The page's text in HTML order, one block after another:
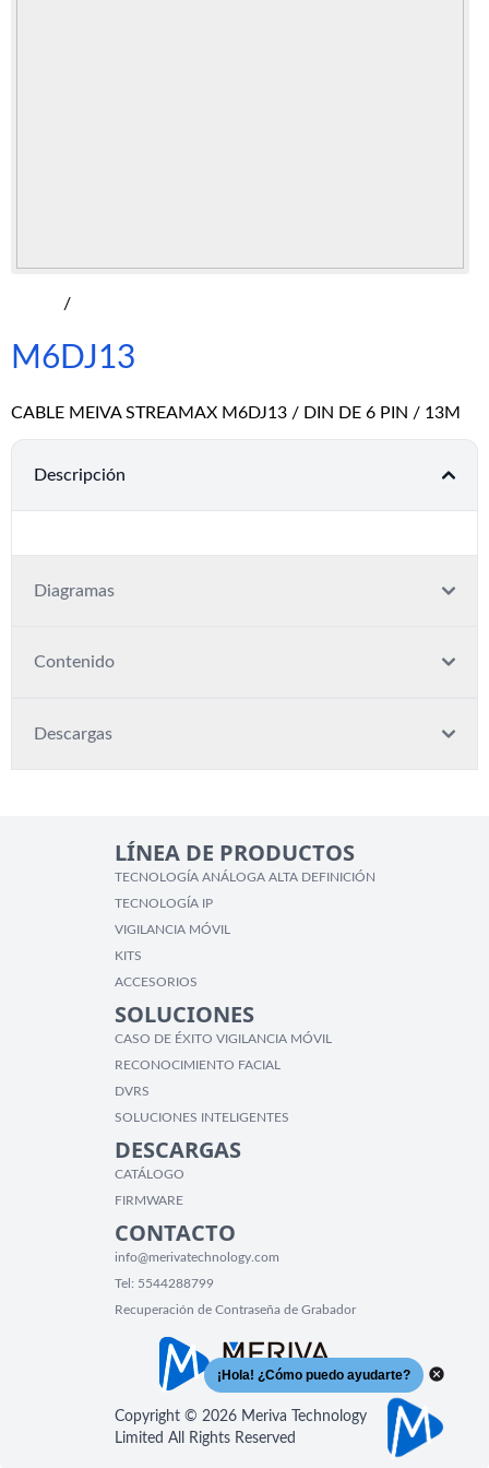
/
M6DJ13
CABLE MEIVA STREAMAX M6DJ13 / DIN DE 6 PIN / 13M
Descripción
Diagramas
Contenido
Descargas
LÍNEA DE PRODUCTOS
TECNOLOGÍA ANÁLOGA ALTA DEFINICIÓN
TECNOLOGÍA IP
VIGILANCIA MÓVIL
KITS
ACCESORIOS
SOLUCIONES
CASO DE ÉXITO VIGILANCIA MÓVIL
RECONOCIMIENTO FACIAL
DVRS
SOLUCIONES INTELIGENTES
DESCARGAS
CATÁLOGO
FIRMWARE
CONTACTO
info@merivatechnology.com
Tel: 5544288799
Recuperación de Contraseña de Grabador
Copyright © 2026 Meriva Technology
Limited All Rights Reserved